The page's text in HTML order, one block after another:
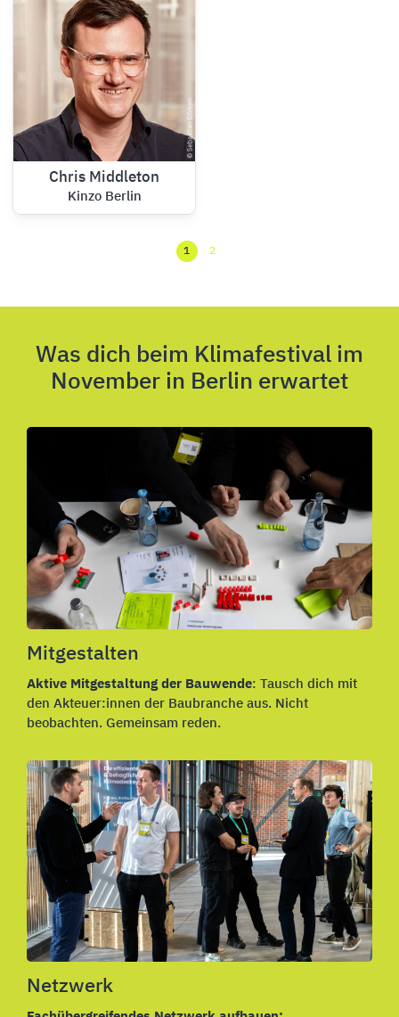
Chris Middleton
Kinzo Berlin
1 2
Was dich beim Klimafestival im
November in Berlin erwartet
Mitgestalten
Aktive Mitgestaltung der Bauwende: Tausch dich mit
den Akteuer:innen der Baubranche aus. Nicht
beobachten. Gemeinsam reden.
Netzwerk